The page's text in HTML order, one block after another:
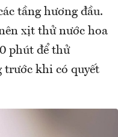
tầng hương đầu.
xịt thử nước hoa
phút để thử
trước khi có quyết